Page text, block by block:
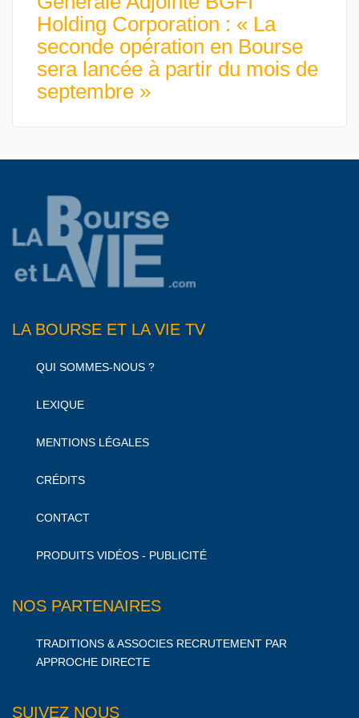
Holding Corporation : « La
seconde opération en Bourse
sera lancée à partir du mois de
septembre »
LA BOURSE ET LA VIE TV
QUI SOMMES-NOUS ?
LEXIQUE
MENTIONS LÉGALES
CRÉDITS
CONTACT
PRODUITS VIDÉOS - PUBLICITÉ
NOS PARTENAIRES
TRADITIONS & ASSOCIES RECRUTEMENT PAR
APPROCHE DIRECTE
SUIVEZ NOUS